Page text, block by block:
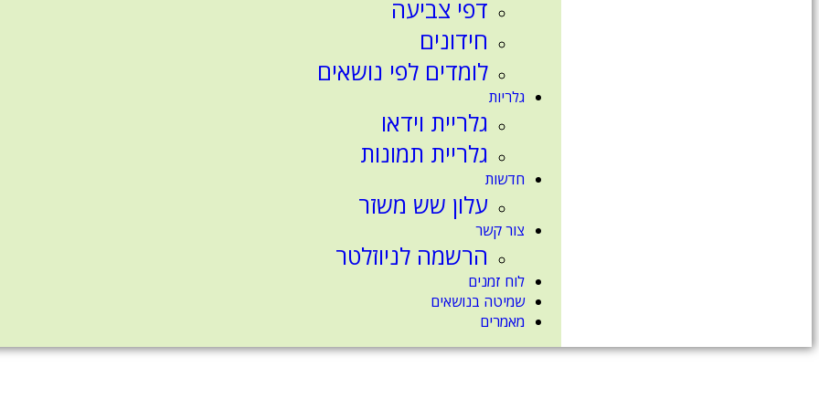
דפי צביעה
חידונים
לומדים לפי נושאים
גלריות
גלריית וידאו
גלריית תמונות
חדשות
עלון שש משזר
צור קשר
הרשמה לניוזלטר
לוח זמנים
שמיטה בנושאים
מאמרים